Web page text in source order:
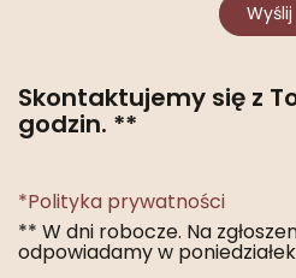
Wyślij
Skontaktujemy się z
godzin. **
*Polityka prywatności
** W dni robocze. Na
odpowiadamy w